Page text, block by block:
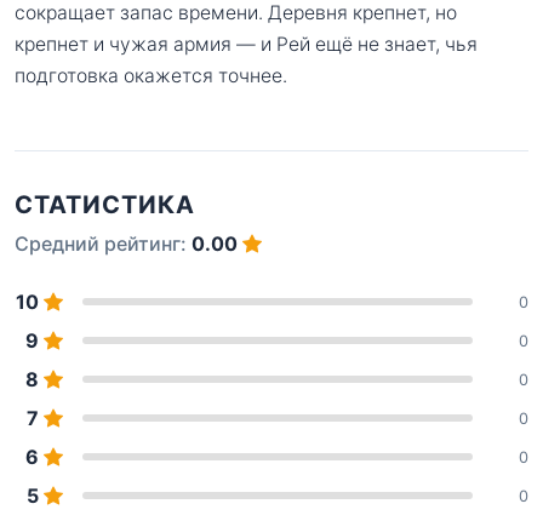
сокращает запас времени. Деревня крепнет, но
крепнет и чужая армия — и Рей ещё не знает, чья
подготовка окажется точнее.
СТАТИСТИКА
Средний рейтинг: 0.00
10 0
9 0
8 0
7 0
6 0
5 0